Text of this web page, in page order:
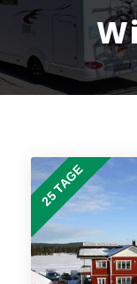
25 TAGE